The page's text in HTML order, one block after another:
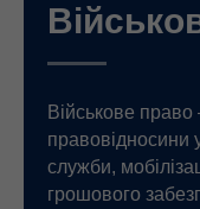
Військове
правовідносини
служби,
грошового